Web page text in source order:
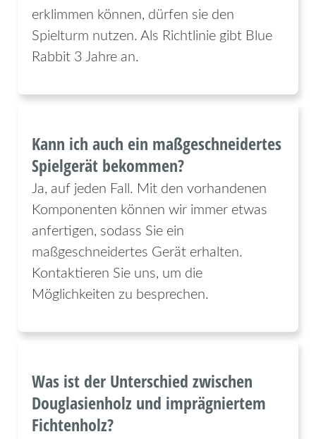
erklimmen können, dürfen sie den
Spielturm nutzen. Als Richtlinie gibt Blue
Rabbit 3 Jahre an.
Kann ich auch ein maßgeschneidertes
Spielgerät bekommen?
Ja, auf jeden Fall. Mit den vorhandenen
Komponenten können wir immer etwas
anfertigen, sodass Sie ein
maßgeschneidertes Gerät erhalten.
Kontaktieren Sie uns, um die
Möglichkeiten zu besprechen.
Was ist der Unterschied zwischen
Douglasienholz und imprägniertem
Fichtenholz?